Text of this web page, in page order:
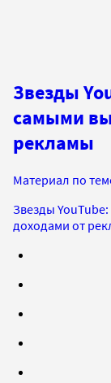
Звезды
самыми
рекламы
Материал по
Звезды
доходами от